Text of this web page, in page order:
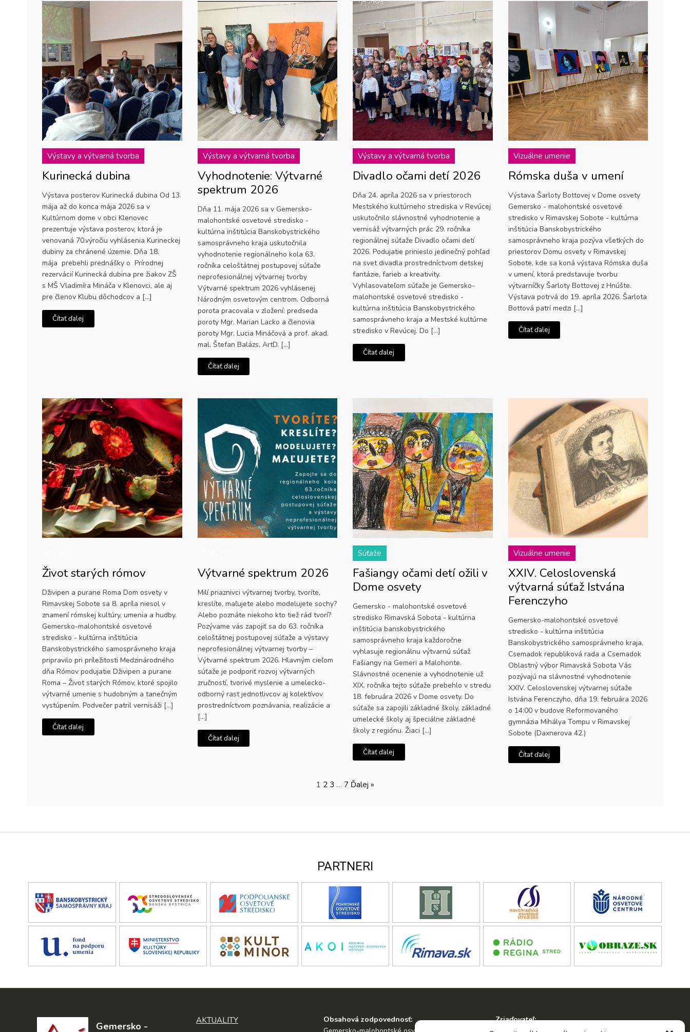
Výstavy a výtvarná tvorba
Kurinecká dubina
Výstava posterov Kurinecká dubina Od 13.
mája až do konca mája 2026 sa v
Kultúrnom dome v obci Klenovec
prezentuje výstava posterov, ktorá je
venovaná 70.výročiu vyhlásenia Kurineckej
dubiny za chránené územie. Dňa 18.
mája prebehli prednášky o Prírodnej
rezervácií Kurinecká dubina pre žiakov ZŠ
s MŠ Vladimíra Mináča v Klenovci, ale aj
pre členov Klubu dôchodcov a […]
Čítať ďalej
Výstavy a výtvarná tvorba
Vyhodnotenie: Výtvarné
spektrum 2026
Dňa 11. mája 2026 sa v Gemersko-
malohontské osvetové stredisko -
kultúrna inštitúcia Banskobystrického
samosprávneho kraja uskutočnila
vyhodnotenie regionálneho kola 63.
ročníka celoštátnej postupovej súťaže
neprofesionálnej výtvarnej tvorby
Výtvarné spektrum 2026 vyhlásenej
Národným osvetovým centrom. Odborná
porota pracovala v zložení: predseda
poroty Mgr. Marian Lacko a členovia
poroty Mgr. Lucia Mináčová a prof. akad.
mal. Štefan Balázs, ArtD. […]
Čítať ďalej
Výstavy a výtvarná tvorba
Divadlo očami detí 2026
Dňa 24. apríla 2026 sa v priestoroch
Mestského kultúrneho strediska v Revúcej
uskutočnilo slávnostné vyhodnotenie a
vernisáž výtvarných prác 29. ročníka
regionálnej súťaže Divadlo očami detí
2026. Podujatie prinieslo jedinečný pohľad
na svet divadla prostredníctvom detskej
fantázie, farieb a kreativity.
Vyhlasovateľom súťaže je Gemersko-
malohontské osvetové stredisko -
kultúrna inštitúcia Banskobystrického
samosprávneho kraja a Mestské kultúrne
stredisko v Revúcej. Do […]
Čítať ďalej
Vizuálne umenie
Rómska duša v umení
Výstava Šarloty Bottovej v Dome osvety
Gemersko - malohontské osvetové
stredisko v Rimavskej Sobote - kultúrna
inštitúcia Banskobystrického
samosprávneho kraja pozýva všetkých do
priestorov Domu osvety v Rimavskej
Sobote, kde sa koná výstava Rómska duša
v umení, ktorá predstavuje tvorbu
výtvarníčky Šarloty Bottovej z Hnúšte.
Výstava potrvá do 19. apríla 2026. Šarlota
Bottová patrí medzi […]
Čítať ďalej
Život starých rómov
Dživipen a purane Roma Dom osvety v
Rimavskej Sobote sa 8. apríla niesol v
znamení rómskej kultúry, umenia a hudby.
Gemersko-malohontské osvetové
stredisko - kultúrna inštitúcia
Banskobystrického samosprávneho kraja
pripravilo pri príležitosti Medzinárodného
dňa Rómov podujatie Dživipen a purane
Roma – Život starých Rómov, ktoré spojilo
výtvarné umenie s hudobným a tanečným
vystúpením. Podvečer patril vernisáži […]
Čítať ďalej
Výtvarné spektrum 2026
Milí priaznivci výtvarnej tvorby, tvoríte,
kreslíte, maľujete alebo modelujete sochy?
Alebo poznáte niekoho kto tiež rád tvorí?
Pozývame vás zapojiť sa do 63. ročníka
celoštátnej postupovej súťaže a výstavy
neprofesionálnej výtvarnej tvorby –
Výtvarné spektrum 2026. Hlavným cieľom
súťaže je podporiť rozvoj výtvarných
zručností, tvorivé myslenie a umelecko-
odborný rast jednotlivcov aj kolektívov
prostredníctvom poznávania, realizácie a
[…]
Čítať ďalej
Súťaže
Fašiangy očami detí ožili v
Dome osvety
Gemersko - malohontské osvetové
stredisko Rimavská Sobota - kultúrna
inštitúcia banskobystrického
samosprávneho kraja každoročne
vyhlasuje regionálnu výtvarnú súťaž
Fašiangy na Gemeri a Malohonte.
Slávnostné ocenenie a vyhodnotenie už
XIX. ročníka tejto súťaže prebehlo v stredu
18. februára 2026 v Dome osvety. Do
súťaže sa zapojili základné školy, základné
umelecké školy aj špeciálne základné
školy z regiónu. Žiaci […]
Čítať ďalej
Vizuálne umenie
XXIV. Celoslovenská
výtvarná súťaž Istvána
Ferenczyho
Gemersko-malohontské osvetové
stredisko - kultúrna inštitúcia
Banskobystrického samosprávneho kraja,
Csemadok republiková rada a Csemadok
Oblastný výbor Rimavská Sobota Vás
pozývajú na slávnostné vyhodnotenie
XXIV. Celoslovenskej výtvarnej súťaže
Istvána Ferenczyho, dňa 19. februára 2026
o 14:00 v budove Reformovaného
gymnázia Mihálya Tompu v Rimavskej
Sobote (Daxnerova 42.)
Čítať ďalej
1 2 3 … 7 Ďalej »
PARTNERI
Gemersko -
AKTUALITY
Obsahová zodpovednosť:
Zriaďovateľ: